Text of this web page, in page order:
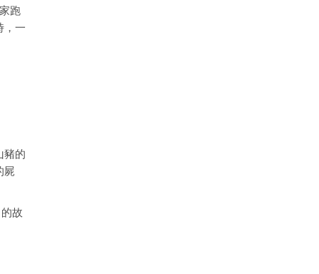
跑
，一
豬的
屍
故